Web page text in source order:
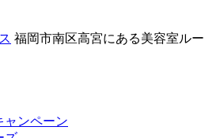
福岡市南区高宮にある美容室ルー
ャンペーン